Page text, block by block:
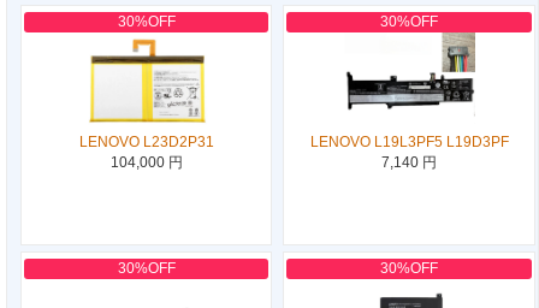
30%OFF
LENOVO L23D2P31
104,000 円
30%OFF
LENOVO L19L3PF5 L19D3PF
7,140 円
30%OFF 30%OFF